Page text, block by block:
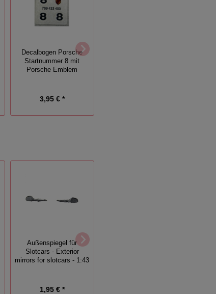
Decalbogen Porsche
Startnummer 8 mit
Porsche Emblem
3,95 € *
Außenspiegel für
Slotcars - Exterior
mirrors for slotcars - 1:43
1,95 € *